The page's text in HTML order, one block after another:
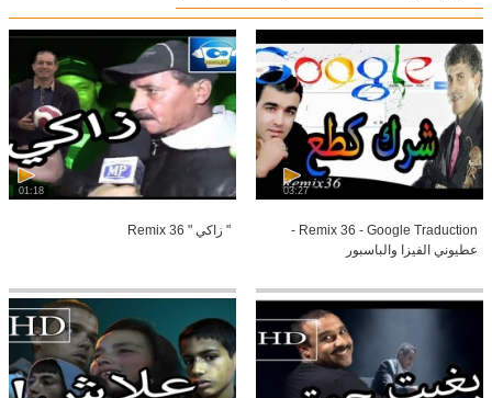
03:27
Remix 36 - Google Traduction -
عطيوني الفيزا والباسبور
01:18
" زاكي " Remix 36